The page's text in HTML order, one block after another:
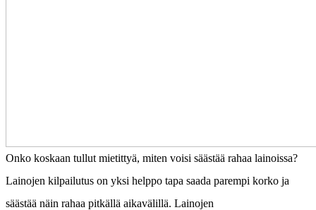
Onko koskaan tullut mietittyä, miten voisi säästää rahaa lainoissa?
Lainojen kilpailutus on yksi helppo tapa saada parempi korko ja
säästää näin rahaa pitkällä aikavälillä. Lainojen